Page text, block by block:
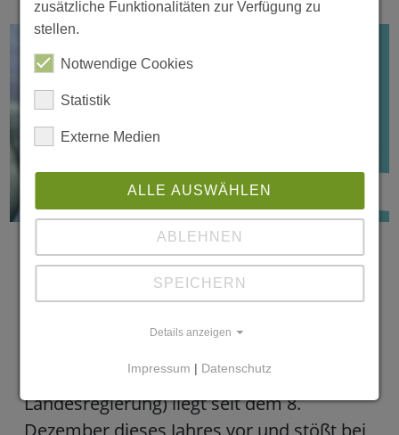
Rückschritt statt Reform: Kritik am
aktuellen KiBiz-Entwurf der NRW-
Landesregierung
Der Gesetzesentwurf zur Reform des
Landesregierung (Pressemitteilung der
Landesregierung) liegt seit dem 8.
zusätzliche Funktionalitäten zur Verfügung zu
stellen.
Notwendige Cookies
Statistik
Externe Medien
ALLE AUSWÄHLEN
ABLEHNEN
SPEICHERN
Details anzeigen
Impressum | Datenschutz